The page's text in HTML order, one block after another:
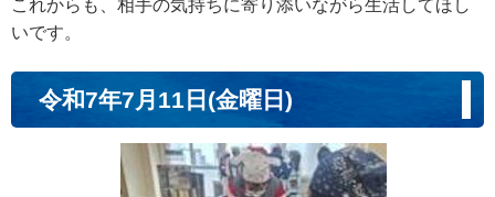
これからも、相手の気持ちに寄り添いながら生活してほし
いです。
令和7年7月11日(金曜日)